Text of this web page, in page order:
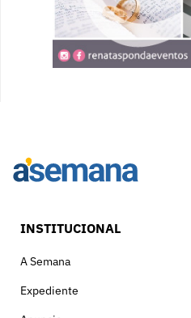
INSTITUCIONAL
A Semana
Expediente